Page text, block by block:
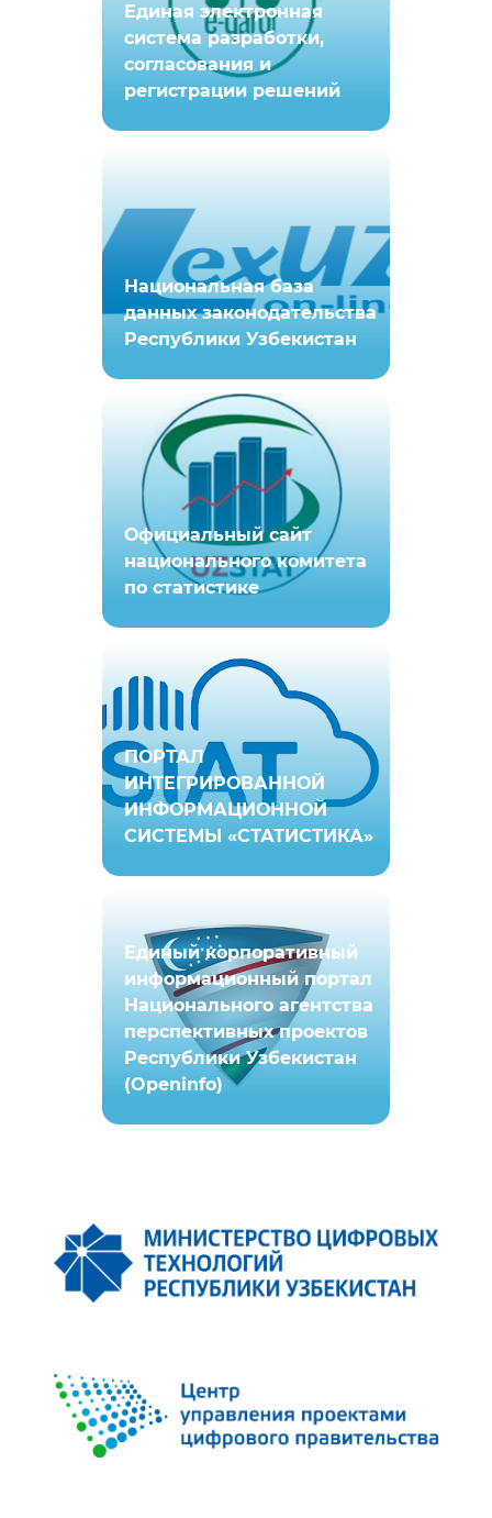
Единая электронная
система разработки,
согласования и
регистрации решений
Национальная база
данных законодательства
Республики Узбекистан
Официальный сайт
национального комитета
по статистике
ПОРТАЛ
ИНТЕГРИРОВАННОЙ
ИНФОРМАЦИОННОЙ
СИСТЕМЫ «СТАТИСТИКА»
Единый корпоративный
информационный портал
Национального агентства
перспективных проектов
Республики Узбекистан
(Openinfo)